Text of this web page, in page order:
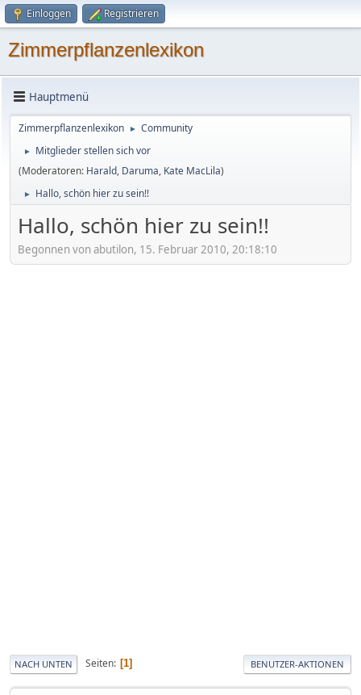
Einloggen Registrieren
Zimmerpflanzenlexikon
Hauptmenü
Zimmerpflanzenlexikon ► Community
►
Mitglieder stellen sich vor
(Moderatoren: Harald, Daruma, Kate MacLila)
► Hallo, schön hier zu sein!!
Hallo, schön hier zu sein!!
Begonnen von abutilon, 15. Februar 2010, 20:18:10
NACH UNTEN Seiten 1 BENUTZER-AKTIONEN